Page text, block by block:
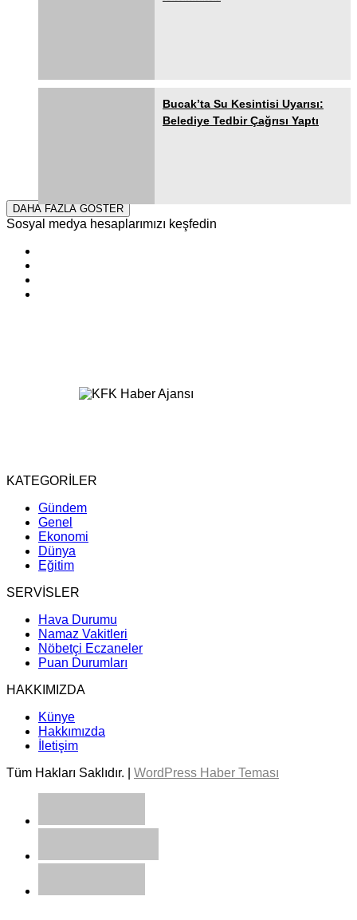
Bucak’ta Su Kesintisi Uyarısı:
Belediye Tedbir Çağrısı Yaptı
DAHA FAZLA GÖSTER
Sosyal medya hesaplarımızı keşfedin
KATEGORİLER
Gündem
Genel
Ekonomi
Dünya
Eğitim
SERVİSLER
Hava Durumu
Namaz Vakitleri
Nöbetçi Eczaneler
Puan Durumları
HAKKIMIZDA
Künye
Hakkımızda
İletişim
Tüm Hakları Saklıdır. | WordPress Haber Teması